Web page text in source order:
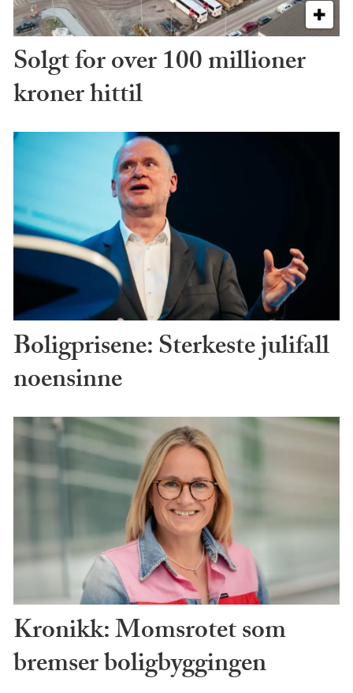
Solgt for over 100 millioner
kroner hittil
Boligprisene: Sterkeste julifall
noensinne
Kronikk: Momsrotet som
bremser boligbyggingen